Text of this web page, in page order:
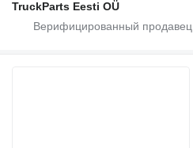
TruckParts Eesti OÜ